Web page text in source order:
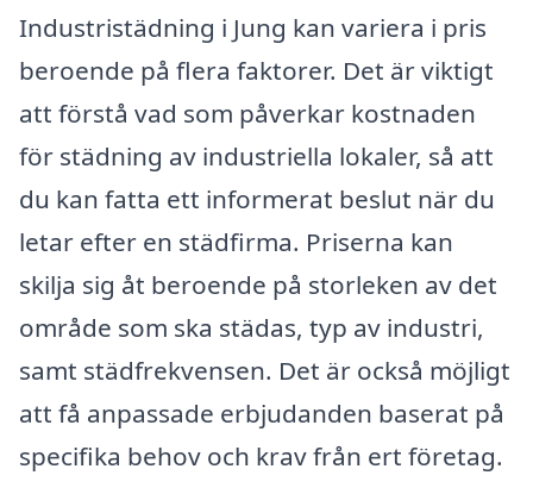
Industristädning i Jung kan variera i pris
beroende på flera faktorer. Det är viktigt
att förstå vad som påverkar kostnaden
för städning av industriella lokaler, så att
du kan fatta ett informerat beslut när du
letar efter en städfirma. Priserna kan
skilja sig åt beroende på storleken av det
område som ska städas, typ av industri,
samt städfrekvensen. Det är också möjligt
att få anpassade erbjudanden baserat på
specifika behov och krav från ert företag.